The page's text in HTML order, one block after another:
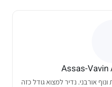
Assas-
מרפסת ונוף אורבני. נדיר למצוא גודל כזה